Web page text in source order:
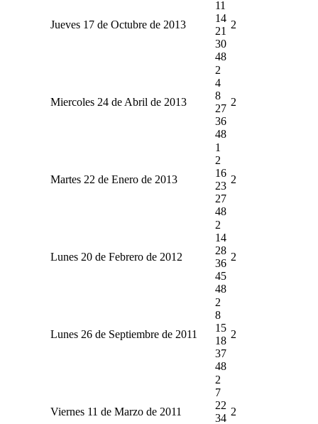
Jueves 17 de Octubre de 2013
11
14
21
30
48
2
Miercoles 24 de Abril de 2013
2
4
8
27
36
48
2
Martes 22 de Enero de 2013
1
2
16
23
27
48
2
Lunes 20 de Febrero de 2012
2
14
28
36
45
48
2
Lunes 26 de Septiembre de 2011
2
8
15
18
37
48
2
Viernes 11 de Marzo de 2011
2
7
22
34
2